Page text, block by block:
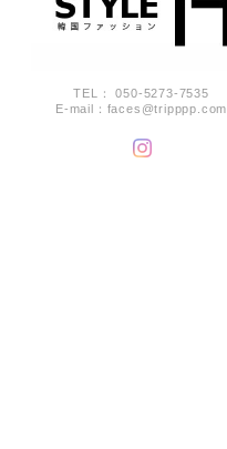
TEL： 050-5273-7535
E-mail： faces@tripppp.com